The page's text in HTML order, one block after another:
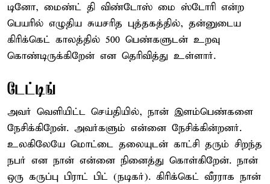
டினோ, மைண்ட் தி விண்டோஸ் மை ஸ்டோரி என்ற
பெயரில் எழுதிய சுயசரித புத்தகத்தில், தன்னுடைய
கிரிக்கெட் காலத்தில் 500 பெண்களுடன் உறவு
கொண்டிருக்கிறேன் என தெரிவித்து உள்ளார்.
டேட்டிங்
அவர் வெளியிட்ட செய்தியில், நான் இளம்பெண்களை
நேசிக்கிறேன். அவர்களும் என்னை நேசிக்கின்றனர்.
உலகிலேயே மொட்டை தலையுடன் காட்சி தரும் சிறந்த
நபர் என நான் என்னை நினைத்து கொள்கிறேன். நான்
ஒரு கருப்பு பிராட் பிட் (நடிகர்). கிரிக்கெட் வீரராக நான்